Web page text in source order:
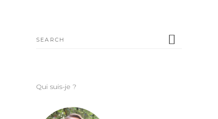
Search
Qui suis-je ?